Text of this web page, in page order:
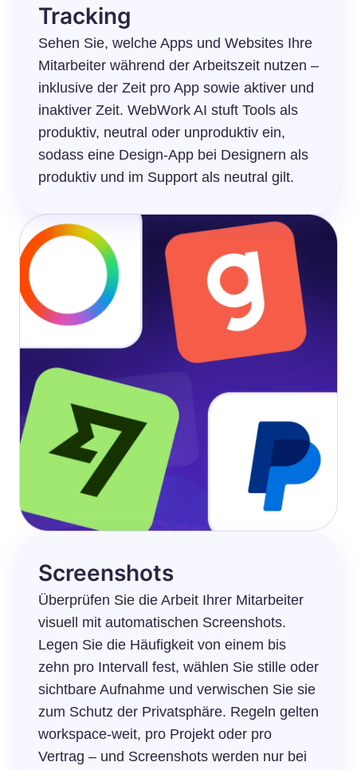
Tracking
Sehen Sie, welche Apps und Websites Ihre
Mitarbeiter während der Arbeitszeit nutzen –
inklusive der Zeit pro App sowie aktiver und
inaktiver Zeit. WebWork AI stuft Tools als
produktiv, neutral oder unproduktiv ein,
sodass eine Design-App bei Designern als
produktiv und im Support als neutral gilt.
Screenshots
Überprüfen Sie die Arbeit Ihrer Mitarbeiter
visuell mit automatischen Screenshots.
Legen Sie die Häufigkeit von einem bis
zehn pro Intervall fest, wählen Sie stille oder
sichtbare Aufnahme und verwischen Sie sie
zum Schutz der Privatsphäre. Regeln gelten
workspace-weit, pro Projekt oder pro
Vertrag – und Screenshots werden nur bei